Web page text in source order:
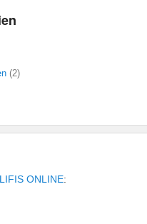
(2)
LIFIS ONLINE: